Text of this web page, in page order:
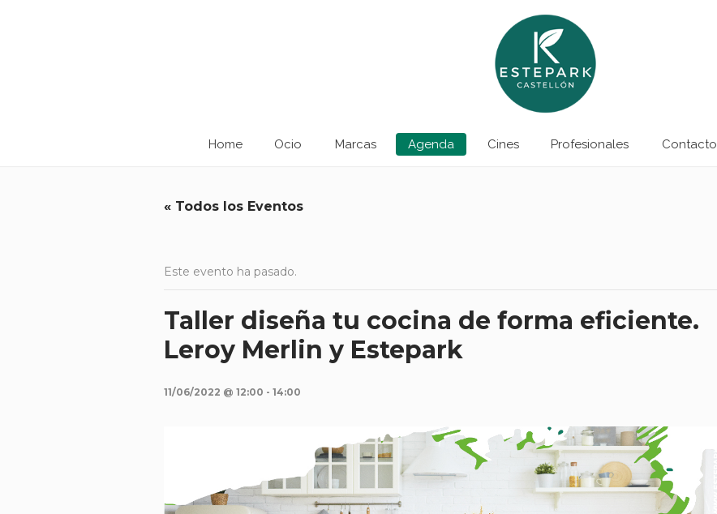
Home Ocio Marcas Agenda Cines Profesionales Contacto
« Todos los Eventos
Este evento ha pasado.
Taller diseña tu cocina de forma eficiente.
Leroy Merlin y Estepark
11/06/2022 @ 12:00 - 14:00